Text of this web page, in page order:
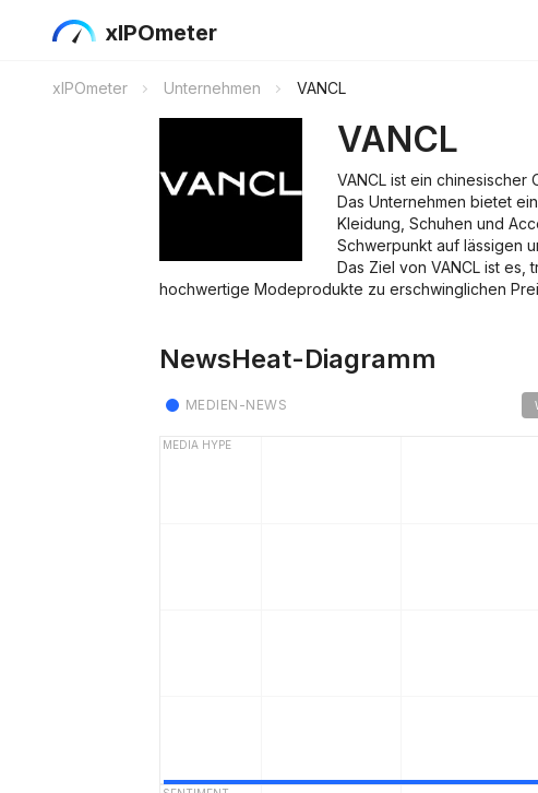
xIPOmeter
xIPOmeter Unternehmen VANCL
VANCL
VANCL ist ein chinesischer
Das Unternehmen bietet
Kleidung, Schuhen und
Schwerpunkt auf lässigen
Das Ziel von VANCL ist es,
hochwertige Modeprodukte zu erschwinglichen
NewsHeat-Diagramm
MEDIEN-NEWS